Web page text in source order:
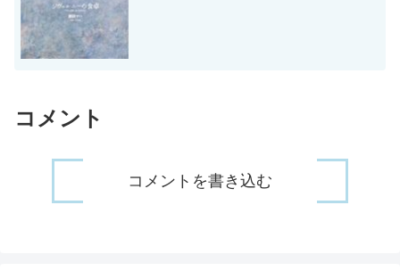
コメント
コメントを書き込む